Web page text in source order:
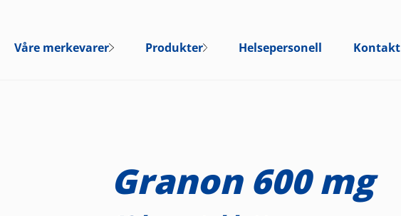
Våre merkevarer Produkter Helsepersonell Kontakt
Granon 600 mg